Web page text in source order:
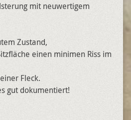
mit neuwertigem
Zustand,
einen minimen Riss im
Fleck.
gut dokumentiert!